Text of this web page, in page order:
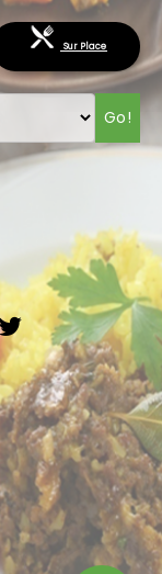
Sur Place
Go!